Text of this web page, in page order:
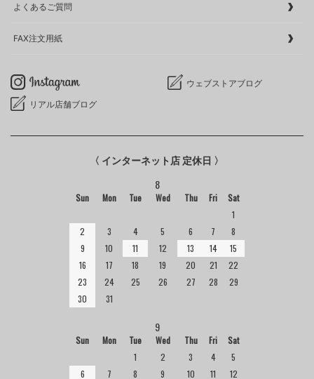
よくあるご質問
FAX注文用紙
ウェブストアブログ
リアル店舗ブログ
〈 インターネット店 定休日 〉
8
Sun Mon Tue Wed Thu Fri
Sat
1
2
3 4 5 6 7
8
9
10 11 12 13 14
15
16
17 18 19 20 21
22
23
24 25 26 27 28
29
30
31
9
Sun Mon Tue Wed Thu Fri
Sat
1
2 3 4
5
6
7 8 9 10 11 12